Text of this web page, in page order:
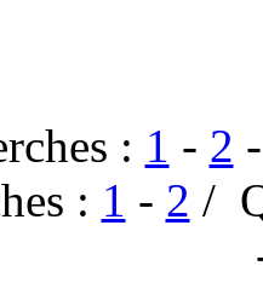
: 1 - 2
: 1 - 2 /